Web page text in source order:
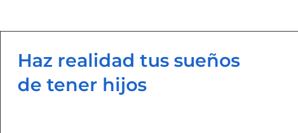
Haz realidad tus sueños
de tener hijos